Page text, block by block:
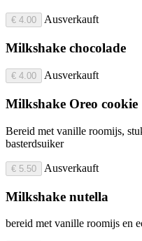
€ 4.00 Ausverkauft
Milkshake chocolade
€ 4.00 Ausverkauft
Milkshake Oreo cookie
Bereid met vanille roomijs,
basterdsuiker
€ 5.50 Ausverkauft
Milkshake nutella
bereid met vanille roomijs en